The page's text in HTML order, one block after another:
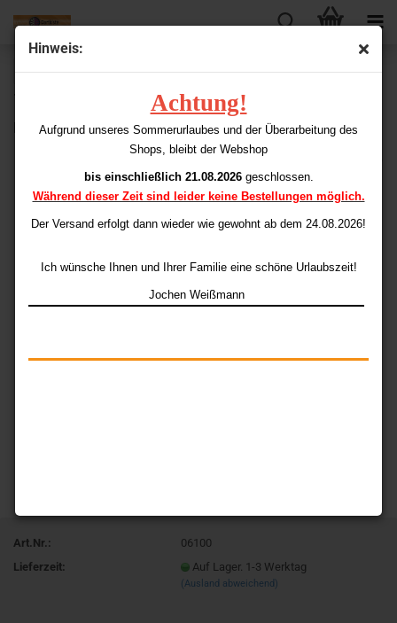
Hinweis:
Achtung!
Aufgrund unseres Sommerurlaubes und der Überarbeitung des
Shops, bleibt der Webshop
bis einschließlich 21.08.2026geschlossen.
Während dieser Zeit sind leider keine Bestellungen möglich.
Der Versand erfolgt dann wieder wie gewohnt ab dem 24.08.2026!
Ich wünsche Ihnen und Ihrer Familie eine schöne Urlaubszeit!
Jochen Weißmann
« Erster « zurück weiter »
Letzter »
Artikel in dieser Kategorie
M3-Flights Standard
Art.Nr.:
06100
Lieferzeit:
Auf Lager. 1-3 Werktag
(Ausland abweichend)